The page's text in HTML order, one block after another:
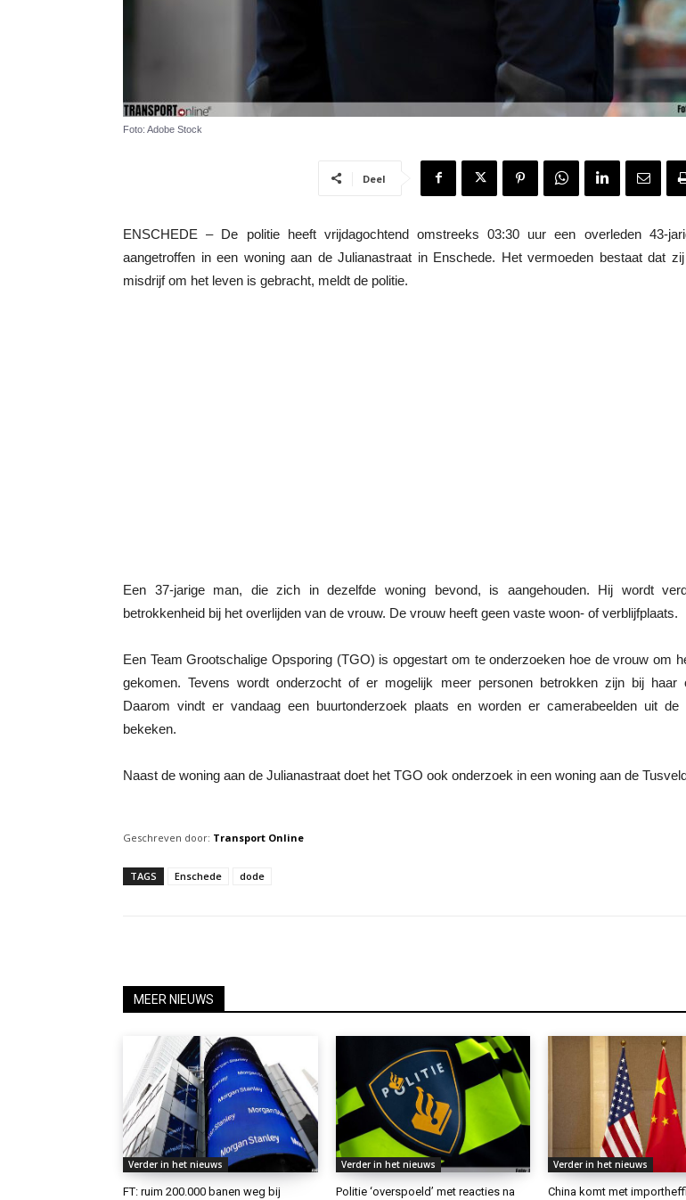
Foto: Adobe Stock
Deel
ENSCHEDE – De politie heeft vrijdagochtend omstreeks 03:30 uur een overleden 43-
aangetroffen in een woning aan de Julianastraat in Enschede. Het vermoeden bestaat dat
misdrijf om het leven is gebracht, meldt de politie.
Een 37-jarige man, die zich in dezelfde woning bevond, is aangehouden. Hij wordt
betrokkenheid bij het overlijden van de vrouw. De vrouw heeft geen vaste woon- of verblijfplaats.
Een Team Grootschalige Opsporing (TGO) is opgestart om te onderzoeken hoe de vrouw om
gekomen. Tevens wordt onderzocht of er mogelijk meer personen betrokken zijn bij haar
Daarom vindt er vandaag een buurtonderzoek plaats en worden er camerabeelden uit de
bekeken.
Naast de woning aan de Julianastraat doet het TGO ook onderzoek in een woning aan de
Geschreven door: Transport Online
TAGS Enschede dode
MEER NIEUWS
Verder in het nieuws
FT: ruim 200.000 banen weg bij
Verder in het nieuws
Politie ‘overspoeld’ met reacties na
Verder in het nieuws
China komt met